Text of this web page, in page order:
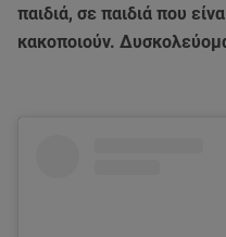
παιδιά, σε παιδιά που
κακοποιούν.